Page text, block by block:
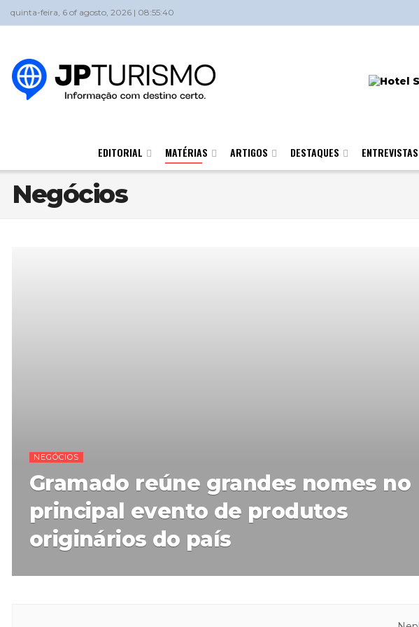
quinta-feira, 6 of agosto, 2026 | 08:55:40
EDITORIAL MATÉRIAS ARTIGOS DESTAQUES ENTREVISTAS
Negócios
NEGÓCIOS
Gramado reúne grandes nomes no
principal evento de produtos
originários do país